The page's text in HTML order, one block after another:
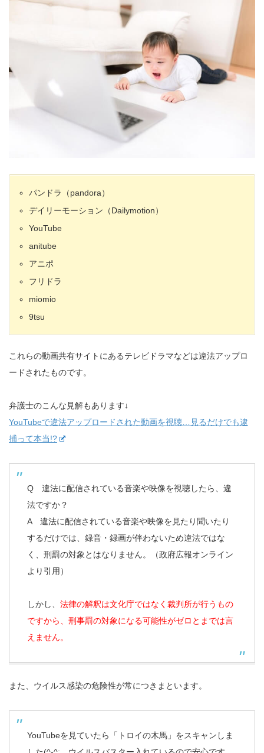
パンドラ（pandora）
デイリーモーション（Dailymotion）
YouTube
anitube
アニポ
フリドラ
miomio
9tsu
これらの動画共有サイトにあるテレビドラマなどは違法アップロ
ードされたものです。
弁護士のこんな見解もあります↓
YouTubeで違法アップロードされた動画を視聴…見るだけでも逮
捕って本当!?
Q 違法に配信されている音楽や映像を視聴したら、違
法ですか？
A 違法に配信されている音楽や映像を見たり聞いたり
するだけでは、録音・録画が伴わないため違法ではな
く、刑罰の対象とはなりません。（政府広報オンライン
より引用）
しかし、 法律の解釈は文化庁ではなく裁判所が行うもの
ですから、刑事罰の対象になる可能性がゼロとまでは言
えません。
また、ウイルス感染の危険性が常につきまといます。
YouTubeを見ていたら「トロイの木馬」をスキャンしま